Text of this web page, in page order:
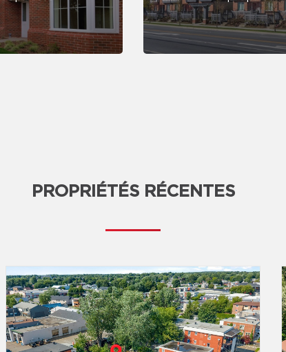
PROPRIÉTÉS RÉCENTES